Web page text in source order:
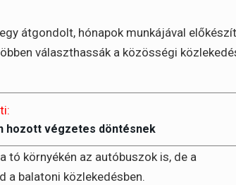
átgondolt, hónapok munkájával
választhassák a közösségi
hozott végzetes döntésnek
tó környékén az autóbuszok is, de a
a balatoni közlekedésben.